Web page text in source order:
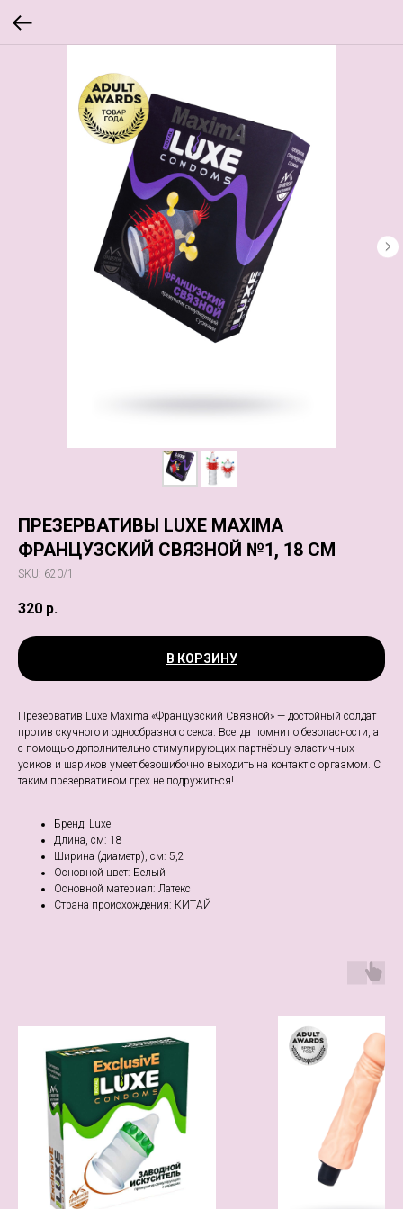
ПРЕЗЕРВАТИВЫ LUXE MAXIMA
ФРАНЦУЗСКИЙ СВЯЗНОЙ №1, 18 СМ
SKU: 620/1
320 р.
В КОРЗИНУ
Презерватив Luxe Maxima «Французский Связной» — достойный солдат
против скучного и однообразного секса. Всегда помнит о безопасности, а
с помощью дополнительно стимулирующих партнёршу эластичных
усиков и шариков умеет безошибочно выходить на контакт с оргазмом. С
таким презервативом грех не подружиться!
Бренд: Luxe
Длина, см: 18
Ширина (диаметр), см: 5,2
Основной цвет: Белый
Основной материал: Латекс
Страна происхождения: КИТАЙ